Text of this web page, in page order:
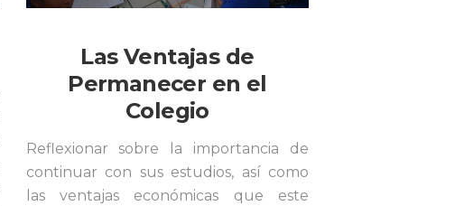
Las Ventajas de
Permanecer en el
Colegio
Reflexionar sobre la importancia de
continuar con sus estudios, así como
las ventajas económicas que este